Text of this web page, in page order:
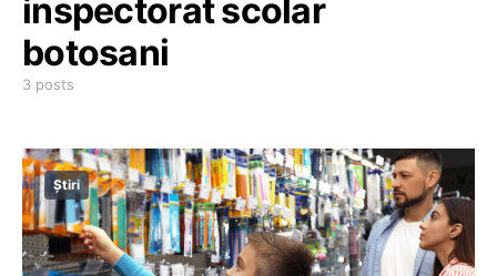
inspectorat scolar
botosani
3 posts
Știri